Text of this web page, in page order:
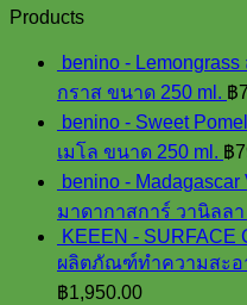
Products
benino -
กราส ขนาด 250 ml. ฿
benino - Sweet
เมโล ขนาด 250 ml. ฿
benino -
มาดากาสการ์ วานิลล
KEEEN - SURFACE
ผลิตภัณฑ์ทำความสะอ
฿1,950.00